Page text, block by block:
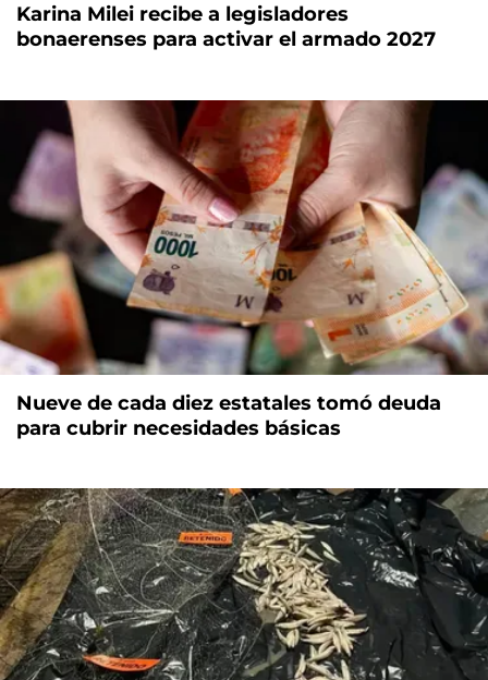
Karina Milei recibe a legisladores
bonaerenses para activar el armado 2027
Nueve de cada diez estatales tomó deuda
para cubrir necesidades básicas